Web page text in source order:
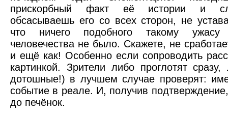
прискорбный факт её истории и
обсасываешь его со всех сторон, не
что ничего подобного такому
человечества не было. Скажете, не
и ещё как! Особенно если сопроводить
картинкой. Зрители либо проглотят
дотошные!) в лучшем случае проверят:
событие в реале. И, получив
до печёнок.